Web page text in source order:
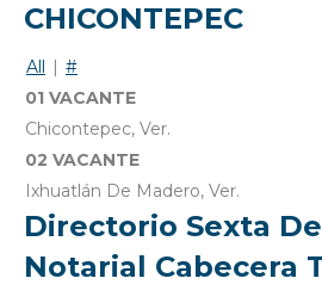
CHICONTEPEC
All | #
01 VACANTE
Chicontepec, Ver.
02 VACANTE
Ixhuatlán De Madero, Ver.
Directorio Sexta
Notarial Cabecera